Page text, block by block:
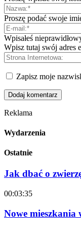
Proszę podać swoje
Wpisałeś
Wpisz tutaj swój adres
Zapisz moje
Reklama
Wydarzenia
Ostatnie
Jak dbać o
00:03:35
Nowe